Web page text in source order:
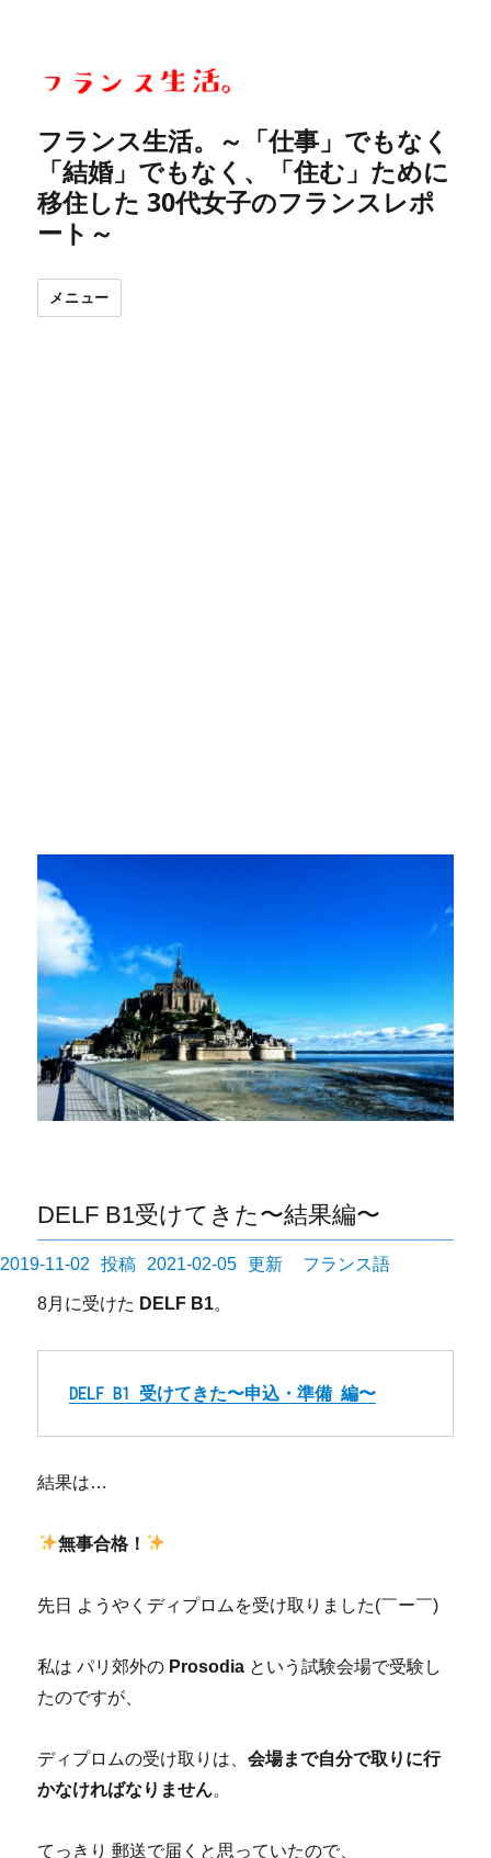
フランス生活。～「仕事」でもなく
「結婚」でもなく、「住む」ために
移住した 30代女子のフランスレポ
ート～
メニュー
DELF B1受けてきた〜結果編〜
投
2019-11-02 2021-02-05
カ
リ
ー
フランス語
8月に受けた DELF B1。
DELF B1 受けてきた〜申込・準備 編〜
結果は…
無事合格！
先日 ようやくディプロムを受け取りました(￣ー￣)
私は パリ郊外の Prosodia という試験会場で受験し
たのですが、
ディプロムの受け取りは、会場まで自分で取りに行
かなければなりません。
てっきり 郵送で届くと思っていたので、